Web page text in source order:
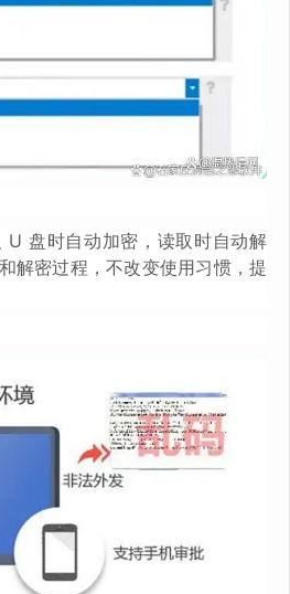
U 盘时自动加密，读取时自动解
解密过程，不改变使用习惯，提